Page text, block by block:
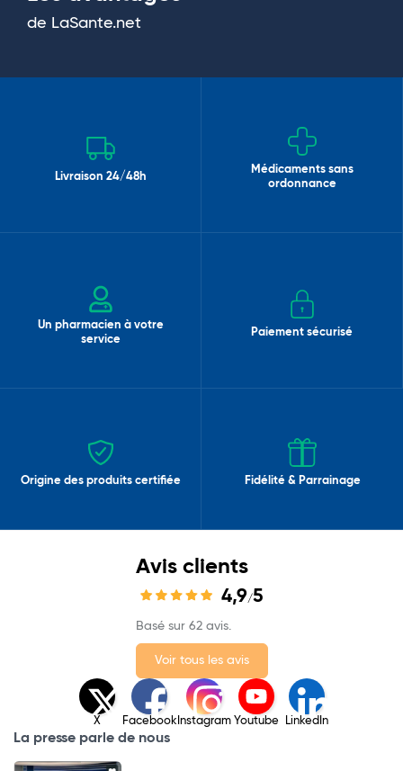
de LaSante.net
Livraison 24/48h
Médicaments sans
ordonnance
Un pharmacien à votre
service
Paiement sécurisé
Origine des produits certifiée Fidélité & Parrainage
Avis clients
4,9/5
Basé sur 62 avis.
Voir tous les avis
X Facebook Instagram Youtube LinkedIn
La presse parle de nous